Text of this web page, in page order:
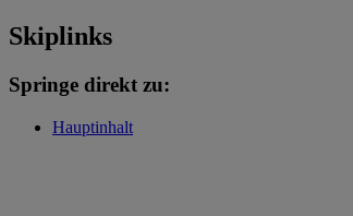
Skiplinks
Springe direkt zu:
Hauptinhalt